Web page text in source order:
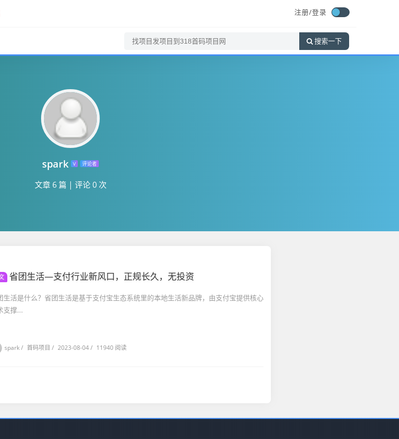
注册/登录
搜索一下
spark V 评论者
文章 6 篇 | 评论 0 次
省团生活—支付行业新风口，正规长久，无投资
生活是什么？省团生活是基于支付宝生态系统里的本地生活新品牌，由支付宝提供核心
支撑...
spark / 首码项目 / 2023-08-04 / 11940 阅读